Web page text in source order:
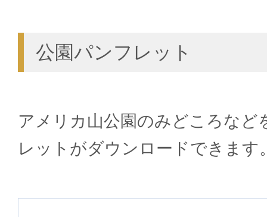
公園パンフレット
アメリカ山公園のみどころなど
レットがダウンロードできます